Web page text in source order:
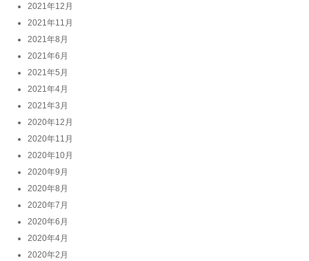
2021年12月
2021年11月
2021年8月
2021年6月
2021年5月
2021年4月
2021年3月
2020年12月
2020年11月
2020年10月
2020年9月
2020年8月
2020年7月
2020年6月
2020年4月
2020年2月